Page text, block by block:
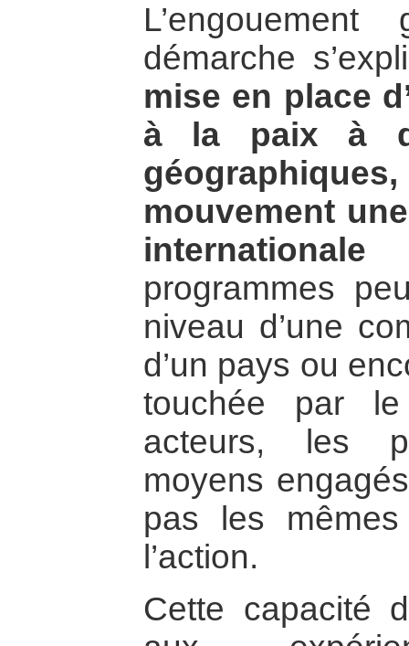
démarche
mise en place
à la paix à
mouvement
programmes
niveau d’une
d’un pays ou
touchée par
acteurs, les
moyens
pas les
l’action.
Cette capacité